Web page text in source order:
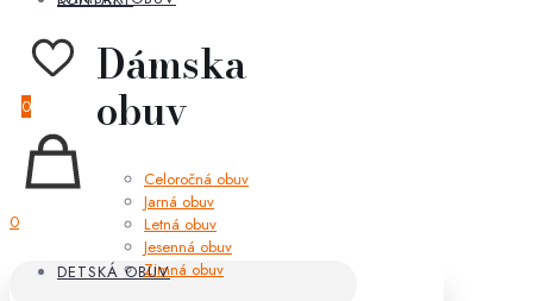
Dámska
obuv
Celoročná obuv
Jarná obuv
Letná obuv
Jesenná obuv
Zimná obuv
0
0
DETSKÁ OBUV